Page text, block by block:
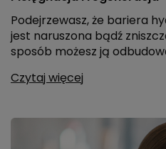
Podejrzewasz, że bariera
jest naruszona bądź
sposób możesz ją
Czytaj więcej